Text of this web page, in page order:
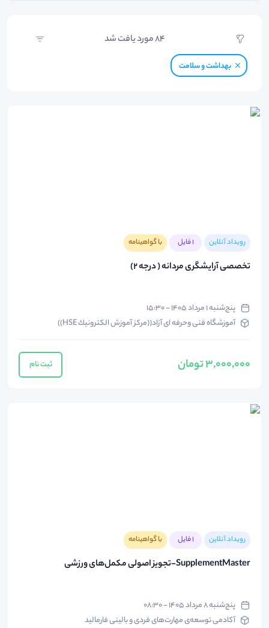
84مورد یافت شد
بهداشت و سلامت
رویداد آنلاین 1 فایل با گواهینامه
تخصصى آرايشگرى مردانه ( درجه ٢)
پنج‌شنبه ۱ مرداد ۱۴۰۵ - ۱۵:۳۰
آموزشگاه فنى وحرفه اى آزاد((مركز آموزش الكترونيك HSE))
3,000,000 تومان ثبت نام
رویداد آنلاین 1 فایل با گواهینامه
SupplementMaster-تجویز اصولی مکمل‌های ورزشی
پنج‌شنبه ۸ مرداد ۱۴۰۵ - ۰۸:۳۰
آکادمی توسعه‌ی مهارت‌های فردی و بالینی فارمالید